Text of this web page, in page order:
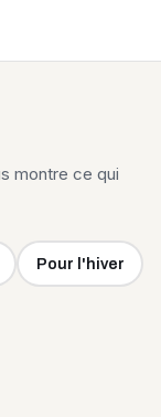
montre ce qui
Pour l'hiver